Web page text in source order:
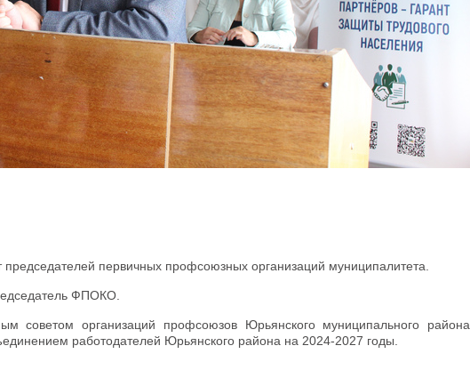
первичных профсоюзных организаций муниципалитета.
ФПОКО.
советом организаций профсоюзов Юрьянского муниципального района,
работодателей Юрьянского района на 2024-2027 годы.